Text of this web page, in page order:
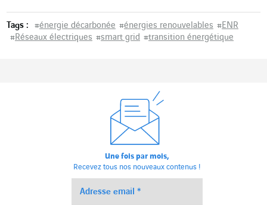
Tags : #énergie décarbonée #énergies renouvelables #ENR
#Réseaux électriques #smart grid #transition énergétique
Une fois par mois,
Recevez tous nos nouveaux contenus !